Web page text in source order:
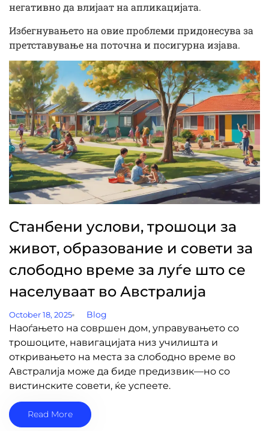
негативно да влијаат на апликацијата.
Избегнувањето на овие проблеми придонесува за
претставување на поточна и посигурна изјава.
Станбени услови, трошоци за
живот, образование и совети за
слободно време за луѓе што се
населуваат во Австралија
October 18, 2025 Blog
Наоѓањето на совршен дом, управувањето со
трошоците, навигацијата низ училишта и
откривањето на места за слободно време во
Австралија може да биде предизвик—но со
вистинските совети, ќе успеете.
Read More